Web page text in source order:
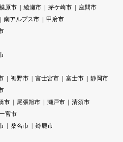
原市 綾瀬市 茅ケ崎市
座間市
南アルプス市
甲府市
裾野市 富士宮市 富士市
静岡市
市 尾張旭市 瀬戸市
清須市
宮市
桑名市
鈴鹿市